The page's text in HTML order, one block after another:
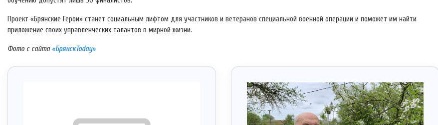
Проект «Брянские Герои» станет социальным лифтом для участников и ветеранов специальной военной операции и поможет им найти
приложение своих управленческих талантов в мирной жизни.
Фото с сайта «БрянскToday»